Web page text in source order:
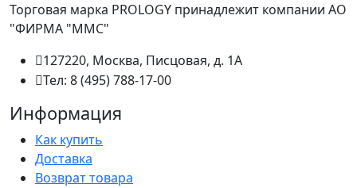
Торговая марка PROLOGY принадлежит компании АО
"ФИРМА "ММС"
127220, Москва, Писцовая, д. 1А
Тел: 8 (495) 788-17-00
Информация
Как купить
Доставка
Возврат товара